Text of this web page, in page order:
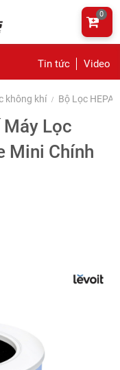
Tin tức Video
0
không khí Bộ Lọc HEPA
Máy Lọc
Mini Chính